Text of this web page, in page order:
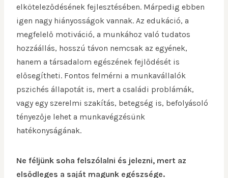
elköteleződésének fejlesztésében. Márpedig ebben
igen nagy hiányosságok vannak. Az edukáció, a
megfelelő motiváció, a munkához való tudatos
hozzáállás, hosszú távon nemcsak az egyének,
hanem a társadalom egészének fejlődését is
elősegítheti. Fontos felmérni a munkavállalók
pszichés állapotát is, mert a családi problámák,
vagy egy szerelmi szakítás, betegség is, befolyásoló
tényezője lehet a munkavégzésünk
hatékonyságának.
Ne féljünk soha felszólalni és jelezni, mert az
elsődleges a saját magunk egészsége.